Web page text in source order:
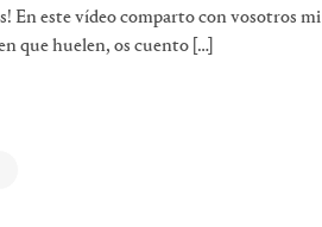
En este vídeo comparto con vosotros mi
que huelen, os cuento […]